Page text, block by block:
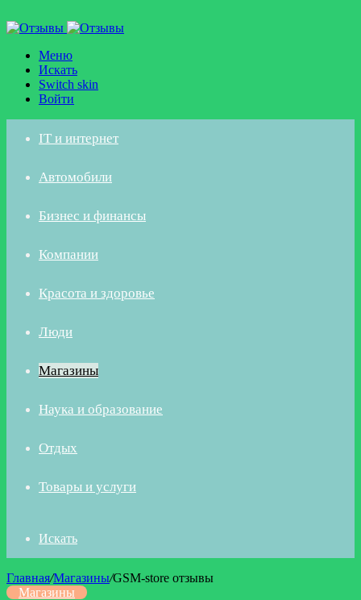
Меню
Искать
Switch skin
Войти
IT и интернет
Автомобили
Бизнес и финансы
Компании
Красота и здоровье
Люди
Магазины
Наука и образование
Отдых
Товары и услуги
Искать
Главная/Магазины/GSM-store отзывы
Магазины